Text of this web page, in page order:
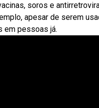
soros e
apesar de serem
em pessoas já.